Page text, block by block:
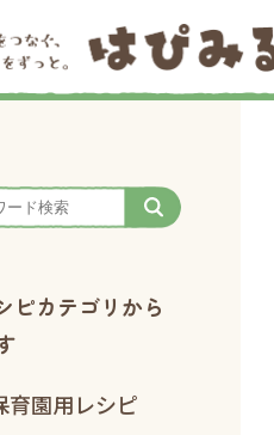
ピカテゴリから
育園用レシピ